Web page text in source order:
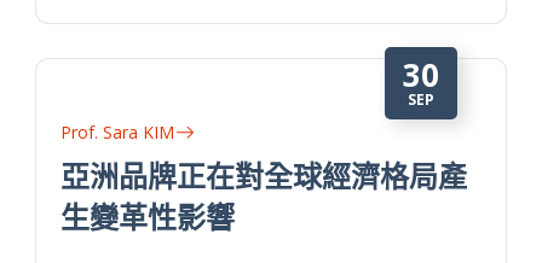
30
SEP
Prof. Sara KIM
亞洲品牌正在對全球經濟格局產
生變革性影響